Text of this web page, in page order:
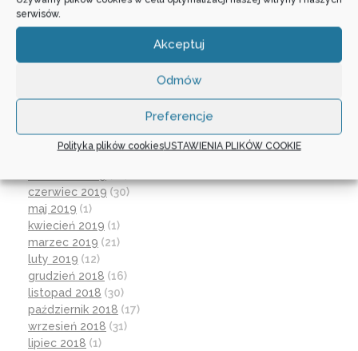
serwisów.
Akceptuj
Odmów
Preferencje
Polityka plików cookiesUSTAWIENIA PLIKÓW COOKIE
czerwiec 2021(27)
wrzesień 2020(23)
listopad 2019(21)
czerwiec 2019 (30)
maj 2019 (1)
kwiecień 2019 (1)
marzec 2019 (21)
luty 2019 (12)
grudzień 2018 (16)
listopad 2018 (30)
październik 2018 (17)
wrzesień 2018 (31)
lipiec 2018 (1)